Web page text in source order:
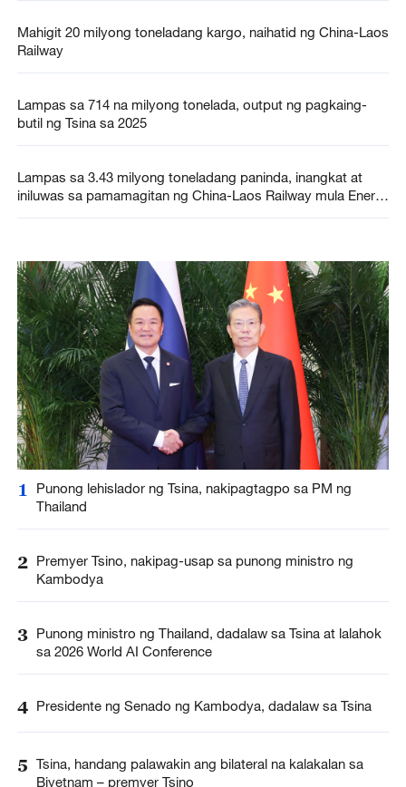
Mahigit 20 milyong toneladang kargo, naihatid ng China-Laos
Railway
Lampas sa 714 na milyong tonelada, output ng pagkaing-
butil ng Tsina sa 2025
Lampas sa 3.43 milyong toneladang paninda, inangkat at
iniluwas sa pamamagitan ng China-Laos Railway mula Enero
1
Punong lehislador ng Tsina, nakipagtagpo sa PM ng
Thailand
2 Premyer Tsino, nakipag-usap sa punong ministro ng
Kambodya
3 Punong ministro ng Thailand, dadalaw sa Tsina at lalahok
sa 2026 World AI Conference
4 Presidente ng Senado ng Kambodya, dadalaw sa Tsina
5 Tsina, handang palawakin ang bilateral na kalakalan sa
Biyetnam – premyer Tsino